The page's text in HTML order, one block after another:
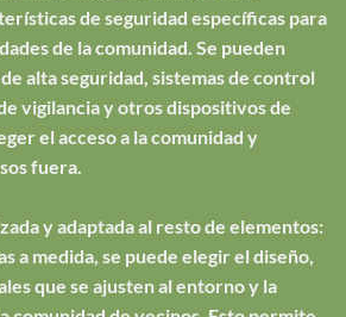
de seguridad específicas para
de la comunidad. Se pueden
alta seguridad, sistemas de control
vigilancia y otros dispositivos de
el acceso a la comunidad y
fuera.
y adaptada al resto de elementos:
a medida, se puede elegir el diseño,
que se ajusten al entorno y la